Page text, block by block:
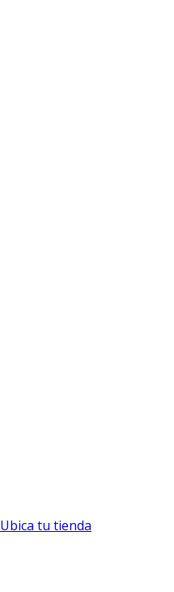
Ubica tu tienda